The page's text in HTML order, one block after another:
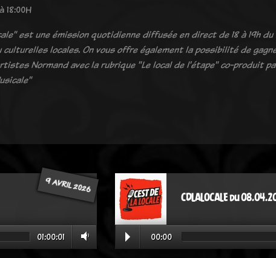
18:00H
est une émission quotidienne diffusée en direct de 18 à 19h
locales. On vous offre également la possibilité de
Normand avec la rubrique "Le local de l'étape" co-produit
9 AVRIL 2026
01:00:01
CDLALOCALE du
00:00